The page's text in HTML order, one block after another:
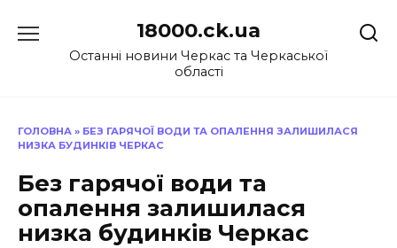
до
18000.ck.ua
Останні новини Черкас та Черкаської
області
ГОЛОВНА » БЕЗ ГАРЯЧОЇ ВОДИ ТА ОПАЛЕННЯ ЗАЛИШИЛАСЯ
НИЗКА БУДИНКІВ ЧЕРКАС
Без гарячої води та
опалення залишилася
низка будинків Черкас